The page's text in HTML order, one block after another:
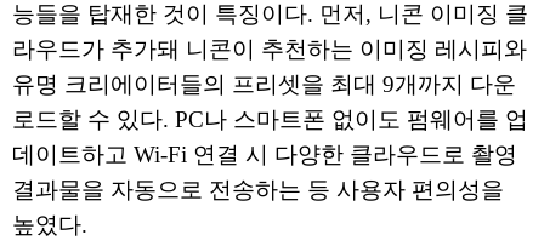
능들을 탑재한 것이 특징이다. 먼저, 니콘 이미징 클
라우드가 추가돼 니콘이 추천하는 이미징 레시피와
유명 크리에이터들의 프리셋을 최대 9개까지 다운
로드할 수 있다. PC나 스마트폰 없이도 펌웨어를 업
데이트하고 Wi-Fi 연결 시 다양한 클라우드로 촬영
결과물을 자동으로 전송하는 등 사용자 편의성을
높였다.